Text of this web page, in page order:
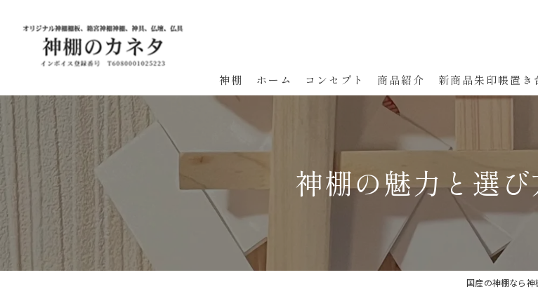
神棚 ホーム コンセプト 商品紹介 新商品朱印帳置
神棚の魅力と選
国産の神棚なら